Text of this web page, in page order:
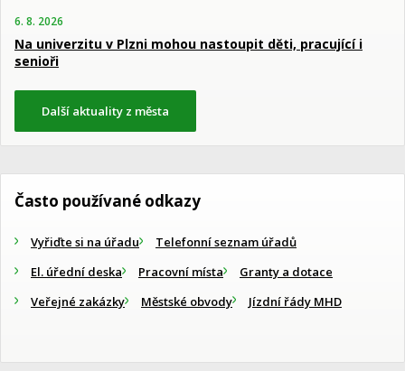
6. 8. 2026
Na univerzitu v Plzni mohou nastoupit děti, pracující i
senioři
Další aktuality z města
Často používané odkazy
Vyřiďte si na úřadu
Telefonní seznam úřadů
El. úřední deska
Pracovní místa
Granty a dotace
Veřejné zakázky
Městské obvody Jízdní řády MHD